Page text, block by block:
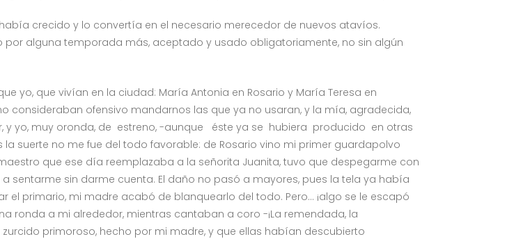
crecido y lo convertía en el necesario merecedor de nuevos atavíos.
por alguna temporada más, aceptado y usado obligatoriamente, no sin algún
yo, que vivían en la ciudad: María Antonia en Rosario y María Teresa en
consideraban ofensivo mandarnos las que ya no usaran, y la mía, agradecida,
yo, muy oronda, de estreno, -aunque éste ya se hubiera producido en otras
suerte no me fue del todo favorable: de Rosario vino mi primer guardapolvo
que ese día reemplazaba a la señorita Juanita, tuvo que despegarme con
sentarme sin darme cuenta. El daño no pasó a mayores, pues la tela ya había
el primario, mi madre acabó de blanquearlo del todo. Pero… ¡algo se le escapó
ronda a mi alrededor, mientras cantaban a coro -¡La remendada, la
primoroso, hecho por mi madre, y que ellas habían descubierto